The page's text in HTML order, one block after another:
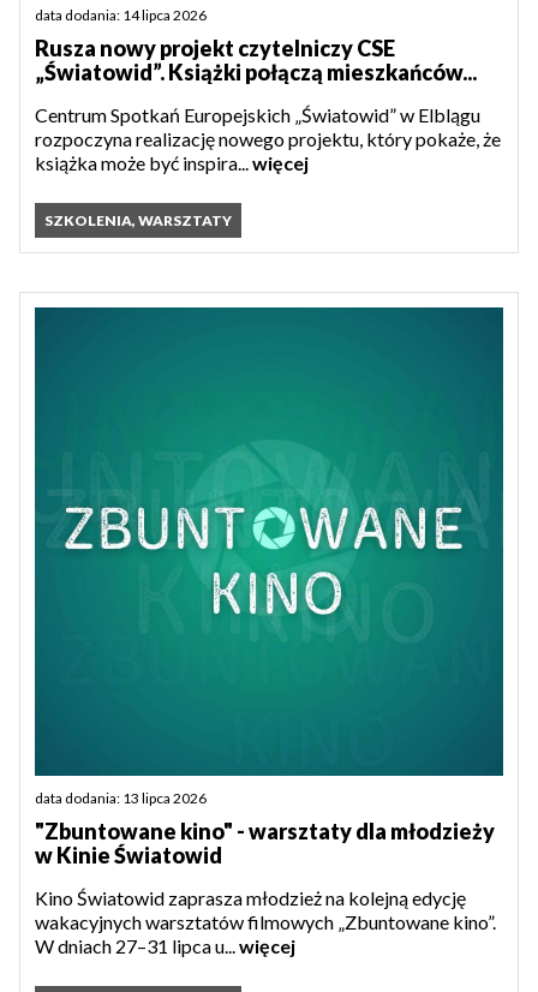
data dodania: 14 lipca 2026
Rusza nowy projekt czytelniczy CSE
„Światowid”. Książki połączą mieszkańców...
Centrum Spotkań Europejskich „Światowid” w Elblągu
rozpoczyna realizację nowego projektu, który pokaże, że
książka może być inspira... więcej
SZKOLENIA, WARSZTATY
data dodania: 13 lipca 2026
"Zbuntowane kino" - warsztaty dla młodzieży
w Kinie Światowid
Kino Światowid zaprasza młodzież na kolejną edycję
wakacyjnych warsztatów filmowych „Zbuntowane kino”.
W dniach 27–31 lipca u... więcej